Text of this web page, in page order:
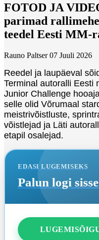
FOTOD JA
parimad
teedel Eesti MM-
Rauno Paltser 07 Juuli 2026
Reedel ja laupäeval
Terminal autoralli Eesti
Junior Challenge
selle olid Võrumaal
meistrivõistluste,
võistlejad ja Läti
etapil osalejad.
EDASI LUGEMISEKS
Palun logi sisse